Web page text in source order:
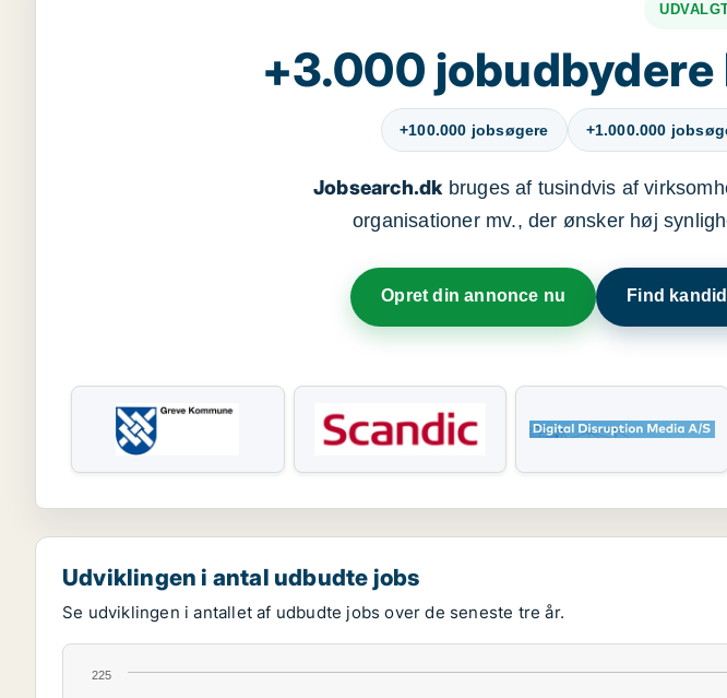
+3.000
+100.000 jobsøgere +1.000.000
Jobsearch.dkbruges af tusindvis af
organisationer mv., der ønsker høj
Opret din annonce nu Find
Udviklingen i antal udbudte jobs
Se udviklingen i antallet af udbudte jobs over de seneste tre år.
225